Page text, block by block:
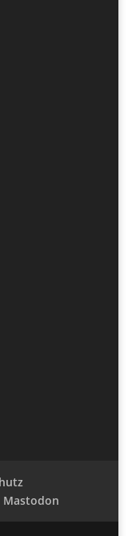
Mastodon